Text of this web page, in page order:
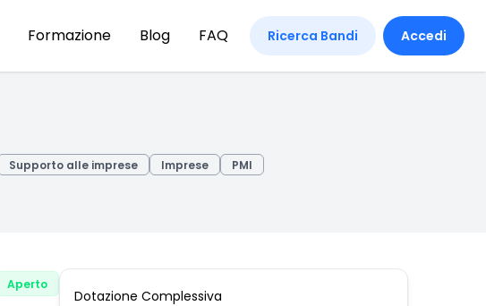
Formazione Blog FAQ Ricerca Bandi Accedi
Supporto alle imprese Imprese
PMI
Aperto
Dotazione Complessiva